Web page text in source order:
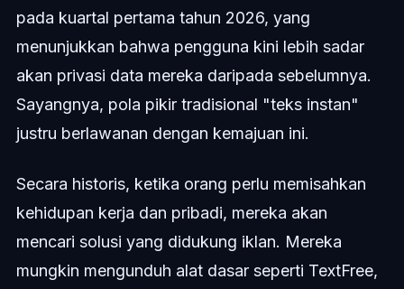
pada kuartal pertama tahun 2026, yang
menunjukkan bahwa pengguna kini lebih sadar
akan privasi data mereka daripada sebelumnya.
Sayangnya, pola pikir tradisional "teks instan"
justru berlawanan dengan kemajuan ini.
Secara historis, ketika orang perlu memisahkan
kehidupan kerja dan pribadi, mereka akan
mencari solusi yang didukung iklan. Mereka
mungkin mengunduh alat dasar seperti TextFree,